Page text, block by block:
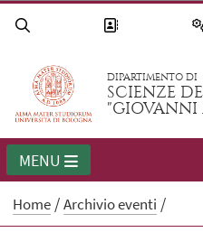
DIPARTIMENTO DI
SCIENZE
"GIOVANNI
MENU
Home Archivio eventi